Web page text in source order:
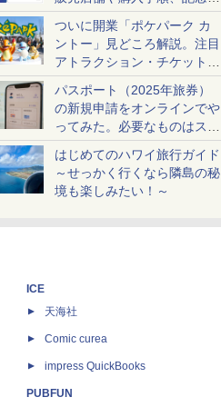
ケットも解説
ついに開業「ポケパーク カ
ントー」見どころ解説。注目
アトラクション・チケット手
配・来場前に必要な準備は？
パスポート（2025年旅券）
の新規申請をオンラインでや
ってみた。必要なものはスマ
ホとマイナカードのみ
はじめてのハワイ旅行ガイド
～せっかく行くなら隣島の秘
境も楽しみたい！～
ICE
天海社
Comic curea
impress QuickBooks
PUBFUN